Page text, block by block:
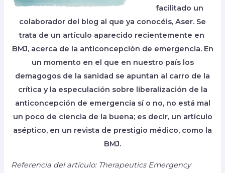
facilitado un
colaborador del blog al que ya conocéis, Aser. Se
trata de un artículo aparecido recientemente en
BMJ, acerca de la anticoncepción de emergencia. En
un momento en el que en nuestro país los
demagogos de la sanidad se apuntan al carro de la
crítica y la especulación sobre liberalización de la
anticoncepción de emergencia sí o no, no está mal
un poco de ciencia de la buena; es decir, un artículo
aséptico, en un revista de prestigio médico, como la
BMJ.
Referencia del artículo: Therapeutics Emergency